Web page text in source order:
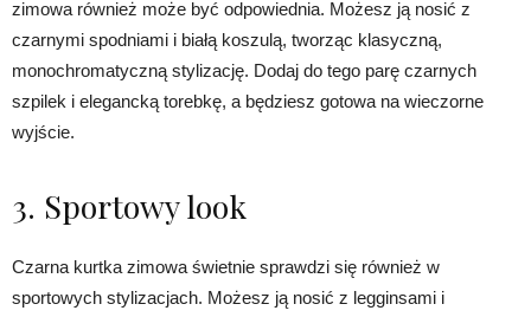
zimowa również może być odpowiednia. Możesz ją nosić z
czarnymi spodniami i białą koszulą, tworząc klasyczną,
monochromatyczną stylizację. Dodaj do tego parę czarnych
szpilek i elegancką torebkę, a będziesz gotowa na wieczorne
wyjście.
3. Sportowy look
Czarna kurtka zimowa świetnie sprawdzi się również w
sportowych stylizacjach. Możesz ją nosić z legginsami i